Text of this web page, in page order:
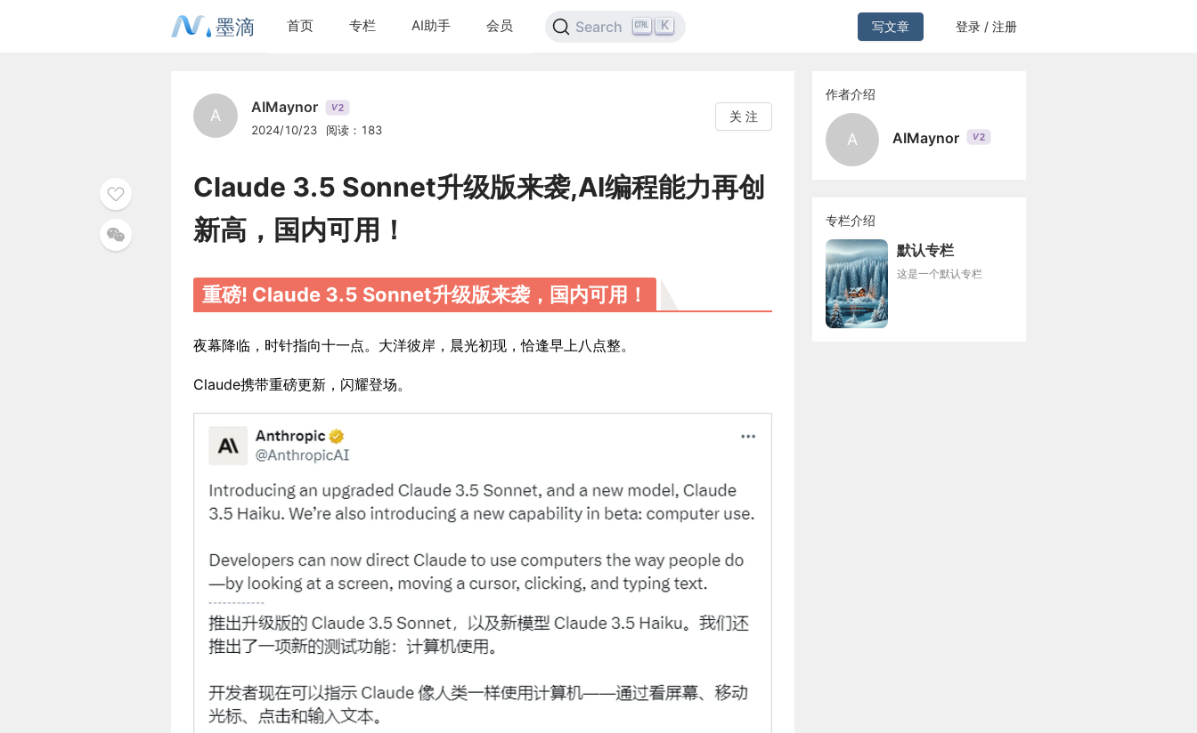
墨滴 首页 专栏 AI助手 会员 Search K 写文章 登录 / 注册
A AIMaynor V2
2024/10/23 阅读：183
关 注
Claude 3.5 Sonnet升级版来袭,AI编程能力再创
新高，国内可用！
重磅! Claude 3.5 Sonnet升级版来袭，国内可用！
夜幕降临，时针指向十一点。大洋彼岸，晨光初现，恰逢早上八点整。
Claude携带重磅更新，闪耀登场。
作者介绍
A AIMaynor V2
专栏介绍
默认专栏
这是一个默认专栏